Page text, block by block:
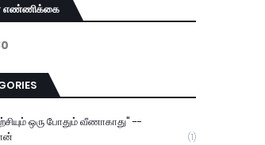
எண்ணிக்கை
0
ஒரு போதும் வீணாகாது" --
(1)